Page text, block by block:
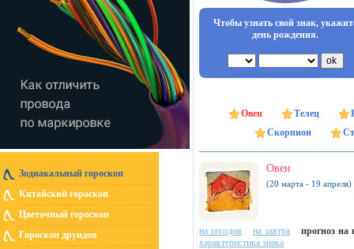
Зодиакальный гороскоп
Китайский гороскоп
Цветочный гороскоп
Гороскоп друидов
Чтобы узнать свой знак,
день рождения.
Овен Телец
Скорпион
Овен
(20 марта - 19 апреля)
на сегодня на завтра
прогноз на
характеристика знака